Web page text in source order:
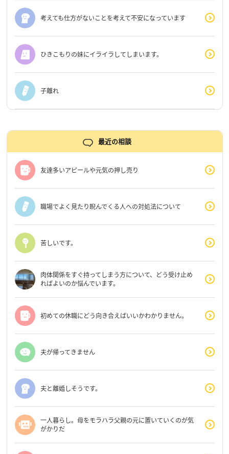
考えても仕方がないことを考えて不安になっています
ひきこもりの妹にイライラしてしまいます。
子離れ
最近の相談
友達多いアピールや元気の押し売り
職場でよく見たり睨んでくる人への対処法について
苦しいです。
肉体関係をすぐ持ってしまう方について、どう受け止め
ればよいのか悩んでいます。
初めての休職にどう向き合えばいいかわかりません。
夫が帰ってきません
夫と離婚しそうです。
一人暮らし。母をモラハラ父親の元に置いていくのが気
がかりだ